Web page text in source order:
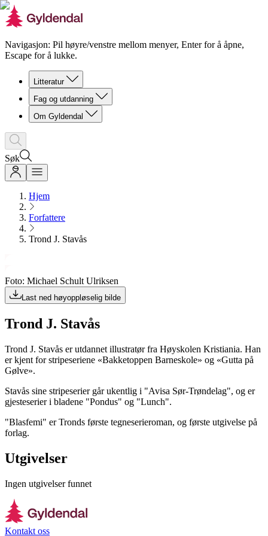
Navigasjon: Pil høyre/venstre mellom menyer, Enter for å åpne,
Escape for å lukke.
Litteratur
Fag og utdanning
Om Gyldendal
Søk
Hjem
Forfattere
Trond J. Stavås
Foto: Michael Schult Ulriksen
Last ned høyoppløselig bilde
Trond J. Stavås
Trond J. Stavås er utdannet illustratør fra Høyskolen Kristiania. Han
er kjent for stripeseriene «Bakketoppen Barneskole» og «Gutta på
Gølve».
Stavås sine stripeserier går ukentlig i "Avisa Sør-Trøndelag", og er
gjesteserier i bladene "Pondus" og "Lunch".
"Blasfemi" er Tronds første tegneserieroman, og første utgivelse på
forlag.
Utgivelser
Ingen utgivelser funnet
Kontakt oss